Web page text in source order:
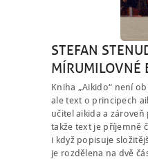
STEFAN
MÍRUMILOVNÉ
Kniha „Aikido“ není
ale text o principech
učitel aikida a
takže text je příjemně
i když popisuje
je rozdělena na dvě